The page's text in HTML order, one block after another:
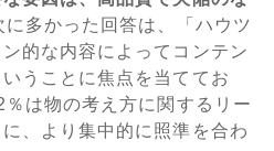
に多かった回答は、「ハウツ
的な内容によってコンテン
うことに焦点を当ててお
は物の考え方に関するリー
、より集中的に照準を合わ